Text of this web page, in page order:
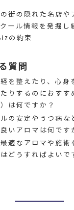
街の隠れた名店や
ール情報を発掘し
の約束
質問
を整えたり、心身
りするのにおすす
）は何ですか？
の安定やうつ病な
いアロマは何です
適なアロマや施術
どうすればよいで